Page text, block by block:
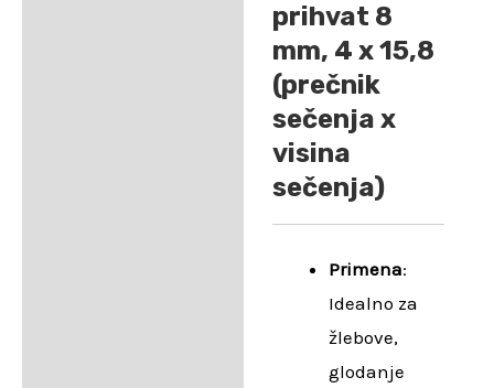
prihvat 8
mm, 4 x 15,8
(prečnik
sečenja x
visina
sečenja)
Primena:
Idealno za
žlebove,
glodanje